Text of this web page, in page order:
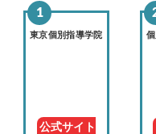
路線・駅 選択され
学年
東京個別指導学院
公式サイトへ